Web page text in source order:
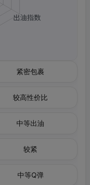
紧密包裹
较高性价比
中等出油
较紧
中等Q弹